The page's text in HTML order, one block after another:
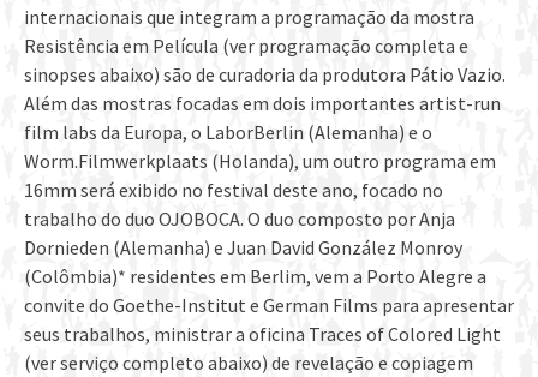
internacionais que integram a programação da mostra
Resistência em Película (ver programação completa e
sinopses abaixo) são de curadoria da produtora Pátio Vazio.
Além das mostras focadas em dois importantes artist-run
film labs da Europa, o LaborBerlin (Alemanha) e o
Worm.Filmwerkplaats (Holanda), um outro programa em
16mm será exibido no festival deste ano, focado no
trabalho do duo OJOBOCA. O duo composto por Anja
Dornieden (Alemanha) e Juan David González Monroy
(Colômbia)* residentes em Berlim, vem a Porto Alegre a
convite do Goethe-Institut e German Films para apresentar
seus trabalhos, ministrar a oficina Traces of Colored Light
(ver serviço completo abaixo) de revelação e copiagem